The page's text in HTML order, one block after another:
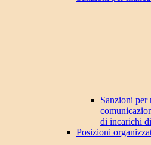
Sanzioni per
di incarichi
Posizioni